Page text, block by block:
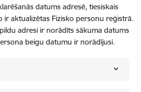
datums adresē, tiesiskais
ir aktualizētas Fizisko personu reģistrā.
adresi ir norādīts sākuma datums
beigu datumu ir norādījusi.